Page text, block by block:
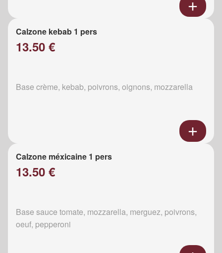
Calzone kebab 1 pers
13.50 €
Base crème, kebab, poivrons, oignons, mozzarella
Calzone méxicaine 1 pers
13.50 €
Base sauce tomate, mozzarella, merguez, poivrons,
oeuf, pepperoni